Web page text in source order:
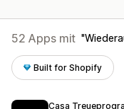
52 Apps mit
Built for Shopify
Casa